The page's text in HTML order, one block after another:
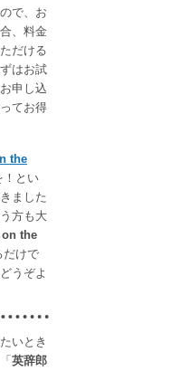
で、お
、料金
だける
はお試
申し込
てお得
the
！とい
ました
方も大
on the
だけで
うぞよ
いとき
英辞郎